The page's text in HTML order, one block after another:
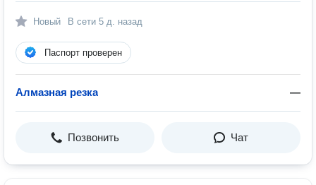
Новый В сети 5 д. назад
Паспорт проверен
Алмазная резка —
Позвонить Чат